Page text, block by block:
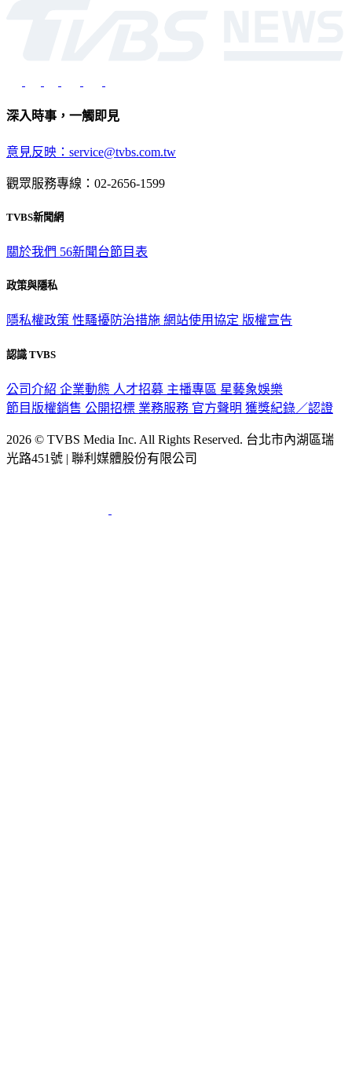
深入時事，一觸即見
意見反映：service@tvbs.com.tw
觀眾服務專線：02-2656-1599
TVBS新聞網
關於我們 56新聞台節目表
政策與隱私
隱私權政策 性騷擾防治措施 網站使用協定 版權宣告
認識 TVBS
公司介紹 企業動態 人才招募 主播專區 星藝象娛樂
節目版權銷售 公開招標 業務服務 官方聲明 獲獎紀錄／認證
2026 © TVBS Media Inc. All Rights Reserved. 台北市內湖區瑞
光路451號 | 聯利媒體股份有限公司